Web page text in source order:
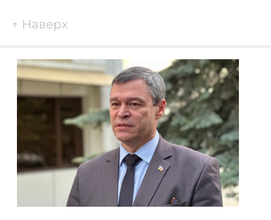
↑ Наверх